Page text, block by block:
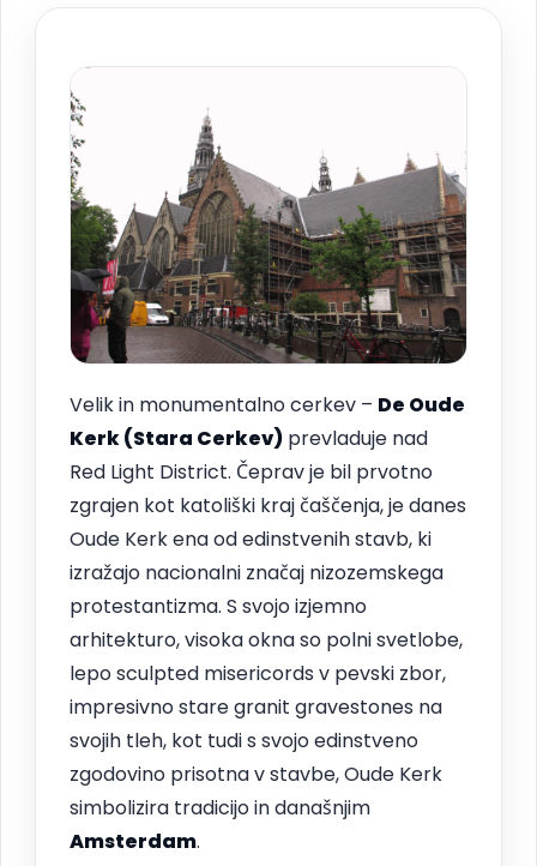
Velik in monumentalno cerkev – De Oude
Kerk (Stara Cerkev) prevladuje nad
Red Light District. Čeprav je bil prvotno
zgrajen kot katoliški kraj čaščenja, je danes
Oude Kerk ena od edinstvenih stavb, ki
izražajo nacionalni značaj nizozemskega
protestantizma. S svojo izjemno
arhitekturo, visoka okna so polni svetlobe,
lepo sculpted misericords v pevski zbor,
impresivno stare granit gravestones na
svojih tleh, kot tudi s svojo edinstveno
zgodovino prisotna v stavbe, Oude Kerk
simbolizira tradicijo in današnjim
Amsterdam.